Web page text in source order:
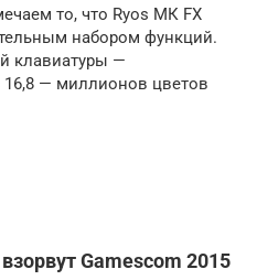
то, что Ryos МК FX
набором функций.
клавиатуры —
16,8 — миллионов цветов
Gamescom 2015